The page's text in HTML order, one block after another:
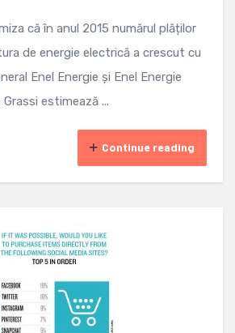
că în anul 2015 numărul plăților
de energie electrică a crescut cu
Enel Energie și Enel Energie
estimează ...
Continue reading